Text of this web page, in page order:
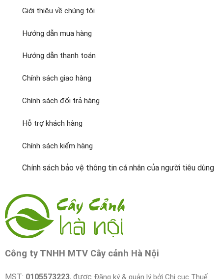
Giới thiệu về chúng tôi
Hướng dẫn mua hàng
Hướng dẫn thanh toán
Chính sách giao hàng
Chính sách đổi trả hàng
Hỗ trợ khách hàng
Chính sách kiểm hàng
Chính sách bảo vệ thông tin cá nhân của người tiêu dùng
Công ty TNHH MTV Cây cảnh Hà Nội
MST: 0105573223, được Đăng ký & quản lý bởi Chi cục Thuế